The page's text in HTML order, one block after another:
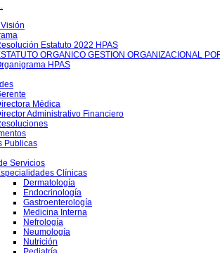
Estatuto 2022 HPAS
ORGANICO GESTION ORGANIZACIONAL
HPAS
Médica
Administrativo Financiero
Publicas
Servicios
Clínicas
Dermatología
Endocrinología
Gastroenterología
Medicina Interna
Nefrología
Neumología
Nutrición